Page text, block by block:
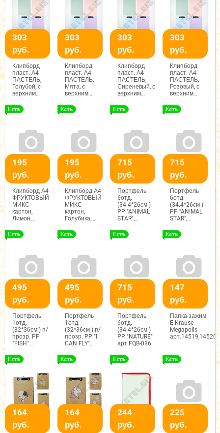
303
руб.
Клипборд
пласт. А4
ПАСТЕЛЬ,
Голубой, с
верхним
арт.2304
303
руб.
Клипборд
пласт. А4
ПАСТЕЛЬ,
Мята, с
верхним
арт.2304
303
руб.
Клипборд
пласт. А4
ПАСТЕЛЬ,
Сиреневый, с
верхним
арт.2304
303
руб.
Клипборд
пласт. А4
ПАСТЕЛЬ,
Розовый, с
верхним
арт.2304
195
руб.
Клипборд А4
ФРУКТОВЫЙ
МИКС
картон,
Лимон,
195
руб.
Клипборд А4
ФРУКТОВЫЙ
МИКС
картон,
Голубика,
715
руб.
Портфель
6отд.
(34.4*26см )
PP "ANIMAL
STAR",
арт.FQB-037
715
руб.
Портфель
6отд.
(34.4*26см )
PP "ANIMAL
STAR",
арт.FQB-037
495
руб.
Портфель
1отд.
(32*36см ) п/
прозр. PP
"FISH"
495
руб.
Портфель
1отд.
(32*36см ) п/
прозр. PP "I
CAN FLY"
715
руб.
Портфель
6отд.
(34.4*26см )
PP "NATURE"
арт.FQB-036
147
руб.
Папка-зажим
E.Krause
Megapolis
арт.14519,14520
164
руб.
164
руб.
244
руб.
225
руб.